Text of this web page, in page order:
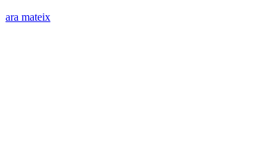
ara mateix